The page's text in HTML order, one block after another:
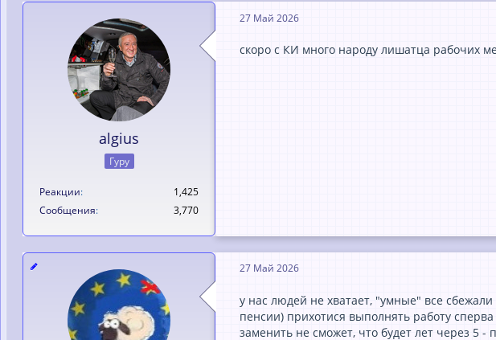
algius
Гуру
Реакции
1,425
Сообщения
3,770
27 Май 2026
скоро с КИ много народу лишатца рабочих
27 Май 2026
у нас людей не хватает, "умные" все
пенсии) прихотися выполнять работу
заменить не сможет, что будет лет через 5